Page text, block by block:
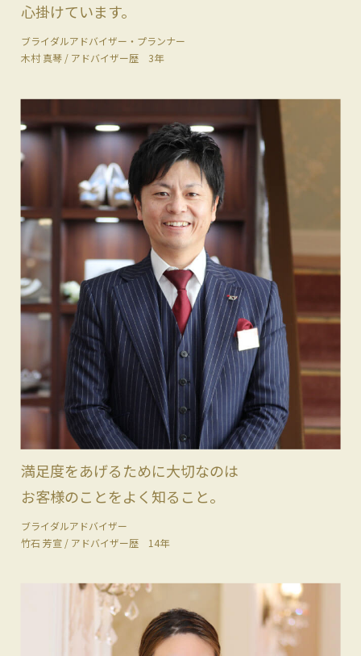
心掛けています。
ブライダルアドバイザー・プランナー
木村 真琴 / アドバイザー歴 3年
満足度をあげるために大切なのは
お客様のことをよく知ること。
ブライダルアドバイザー
竹石 芳宣 / アドバイザー歴 14年